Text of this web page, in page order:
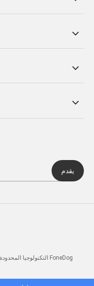
يقدم
التكنولوجيا المحدودة, هونغ كونغ. كل الحقوق محفوظة.© 2016-2026 FoneDog